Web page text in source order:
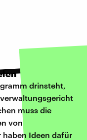
drinsteht,
muss die
von
haben Ideen dafür